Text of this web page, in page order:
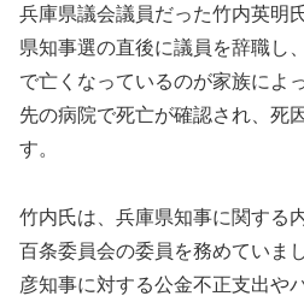
兵庫県議会議員だった竹内英明
県知事選の直後に議員を辞職し
で亡くなっているのが家族によ
先の病院で死亡が確認され、死
す。
竹内氏は、兵庫県知事に関する
百条委員会の委員を務めていま
彦知事に対する公金不正支出や